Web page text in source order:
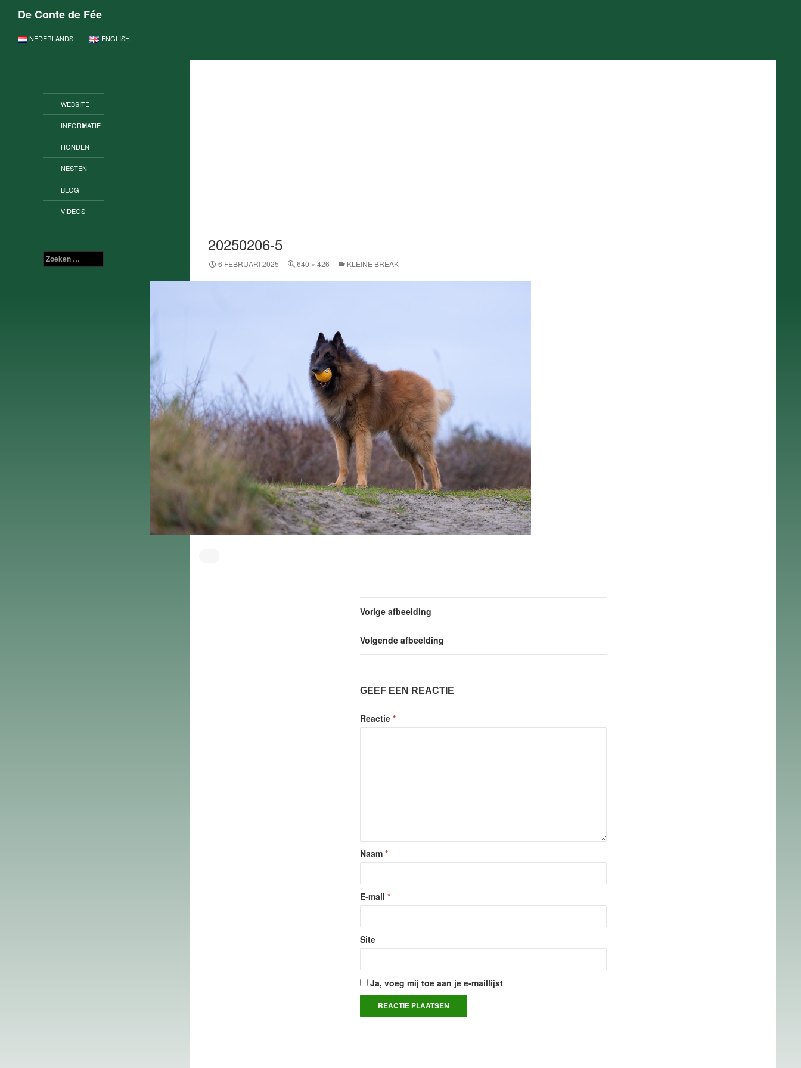
De Conte de Fée
NEDERLANDS
ENGLISH
WEBSITE
INFORMATIE
HONDEN
NESTEN
BLOG
VIDEOS
Zoeken
naar:
20250206-5
6 FEBRUARI 2025 640 × 426 KLEINE BREAK
Vorige afbeelding
Volgende afbeelding
GEEF EEN REACTIE
Reactie *
Naam *
E-mail *
Site
Ja, voeg mij toe aan je e-maillijst